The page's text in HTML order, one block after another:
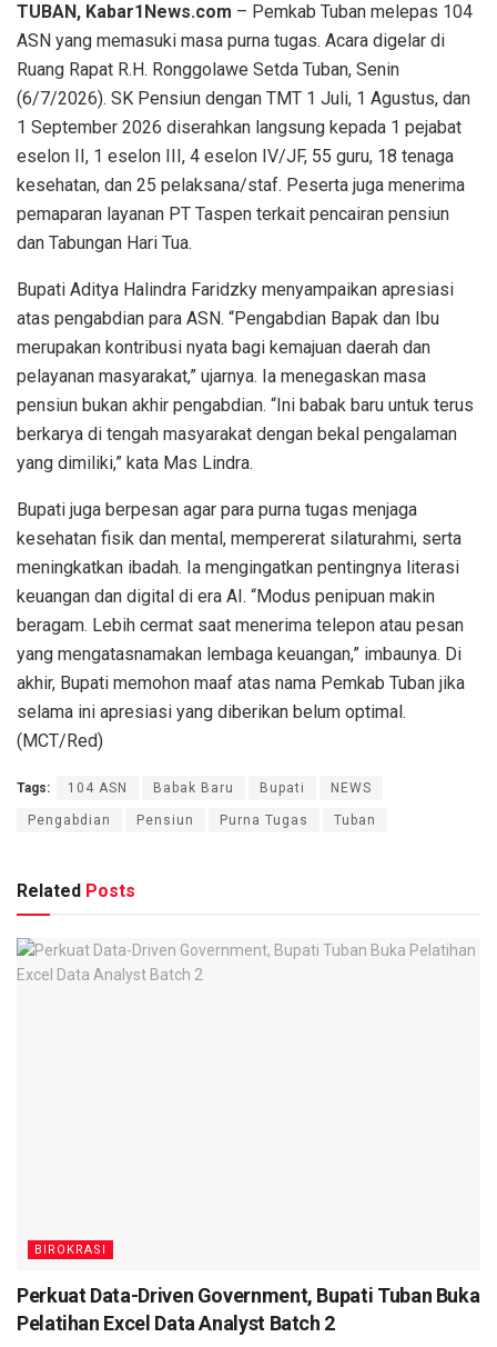
TUBAN, Kabar1News.com – Pemkab Tuban melepas 104
ASN yang memasuki masa purna tugas. Acara digelar di
Ruang Rapat R.H. Ronggolawe Setda Tuban, Senin
(6/7/2026). SK Pensiun dengan TMT 1 Juli, 1 Agustus, dan
1 September 2026 diserahkan langsung kepada 1 pejabat
eselon II, 1 eselon III, 4 eselon IV/JF, 55 guru, 18 tenaga
kesehatan, dan 25 pelaksana/staf. Peserta juga menerima
pemaparan layanan PT Taspen terkait pencairan pensiun
dan Tabungan Hari Tua.
Bupati Aditya Halindra Faridzky menyampaikan apresiasi
atas pengabdian para ASN. “Pengabdian Bapak dan Ibu
merupakan kontribusi nyata bagi kemajuan daerah dan
pelayanan masyarakat,” ujarnya. Ia menegaskan masa
pensiun bukan akhir pengabdian. “Ini babak baru untuk terus
berkarya di tengah masyarakat dengan bekal pengalaman
yang dimiliki,” kata Mas Lindra.
Bupati juga berpesan agar para purna tugas menjaga
kesehatan fisik dan mental, mempererat silaturahmi, serta
meningkatkan ibadah. Ia mengingatkan pentingnya literasi
keuangan dan digital di era AI. “Modus penipuan makin
beragam. Lebih cermat saat menerima telepon atau pesan
yang mengatasnamakan lembaga keuangan,” imbaunya. Di
akhir, Bupati memohon maaf atas nama Pemkab Tuban jika
selama ini apresiasi yang diberikan belum optimal.
(MCT/Red)
Tags: 104 ASN Babak Baru Bupati NEWS
Pengabdian Pensiun Purna Tugas Tuban
Related Posts
BIROKRASI
Perkuat Data-Driven Government, Bupati Tuban Buka
Pelatihan Excel Data Analyst Batch 2